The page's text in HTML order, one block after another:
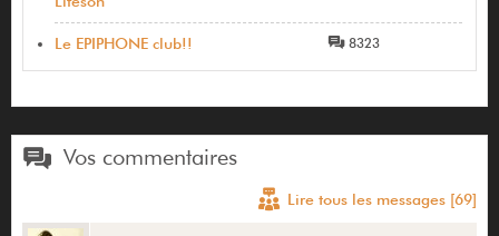
Le EPIPHONE club!! 8323
Vos commentaires
Lire tous les messages [69]